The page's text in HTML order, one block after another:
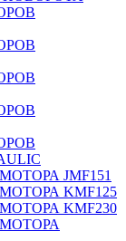
JMF151
KMF125
KMF230